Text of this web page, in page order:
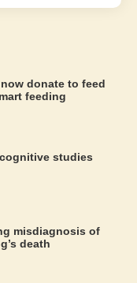
donate to feed
feeding
studies
misdiagnosis of
death